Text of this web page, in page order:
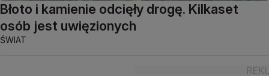
Błoto i kamienie odcięły drogę. Kilkaset
osób jest uwięzionych
ŚWIAT